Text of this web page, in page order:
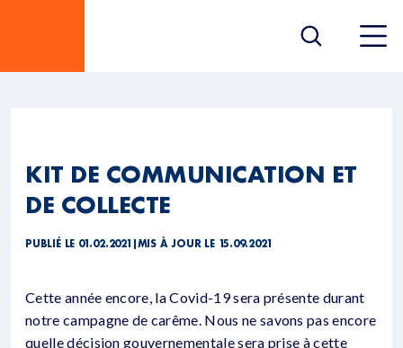
KIT DE COMMUNICATION ET
DE COLLECTE
PUBLIÉ LE 01.02.2021 MIS À JOUR LE 15.09.2021
Cette année encore, la Covid-19 sera présente durant
notre campagne de carême. Nous ne savons pas encore
quelle décision gouvernementale sera prise à cette